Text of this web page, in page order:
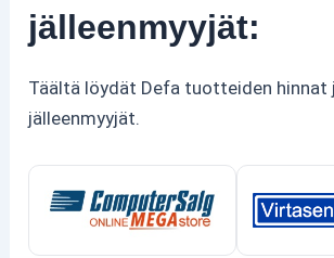
jälleenmyyjät:
Täältä löydät Defa tuotteiden
jälleenmyyjät.